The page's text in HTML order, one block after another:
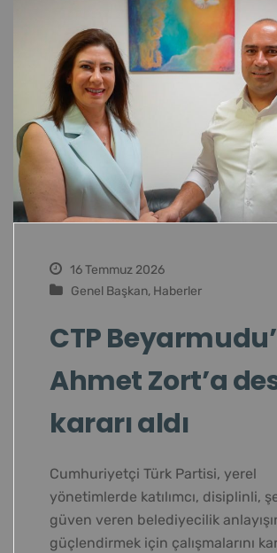
16 Temmuz 2026
Genel Başkan, Haberler
CTP
Ahmet Zort’a
kararı aldı
Cumhuriyetçi Türk Partisi, yerel
yönetimlerde katılımcı, disiplinli,
güven veren belediyecilik
güçlendirmek için çalışmalarını